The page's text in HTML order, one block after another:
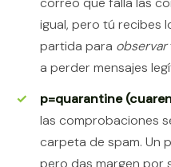
igual, pero tú recibes
partida para observar
a perder mensajes
p=quarantine
las comprobaciones
carpeta de spam. Un
pero das margen por